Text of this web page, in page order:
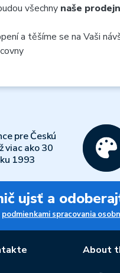
všechny naše
a těšíme se na Vaši
pre Českú
viac ako 30
1993
ujsť a
podmienkami spracovania
About